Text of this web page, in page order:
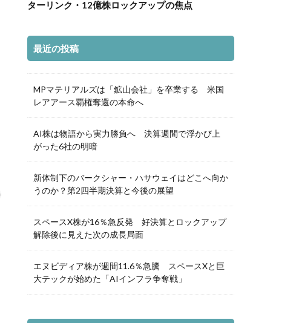
ターリンク・12億株ロックアップの焦点
最近の投稿
MPマテリアルズは「鉱山会社」を卒業する 米国
レアアース覇権奪還の本命へ
AI株は物語から実力勝負へ 決算週間で浮かび上
がった6社の明暗
新体制下のバークシャー・ハサウェイはどこへ向か
うのか？第2四半期決算と今後の展望
スペースX株が16％急反発 好決算とロックアップ
解除後に見えた次の成長局面
エヌビディア株が週間11.6％急騰 スペースXと巨
大テックが始めた「AIインフラ争奪戦」